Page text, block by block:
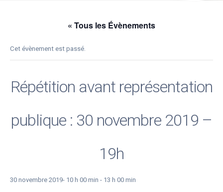
« Tous les Évènements
Cet évènement est passé.
Répétition avant représentation
publique : 30 novembre 2019 –
19h
30 novembre 2019- 10 h 00 min - 13 h 00 min